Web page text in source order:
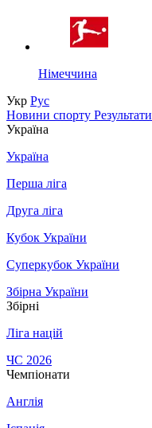
Німеччина
Укр Рус
Новини спорту Результати
Україна
Україна
Перша ліга
Друга ліга
Кубок України
Суперкубок України
Збірна України
Збірні
Ліга націй
ЧС 2026
Чемпіонати
Англія